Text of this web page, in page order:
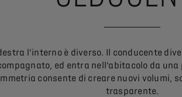
l’interno è diverso. Il conducente
ed entra nell’abitacolo da
consente di creare nuovi volumi,
trasparente.